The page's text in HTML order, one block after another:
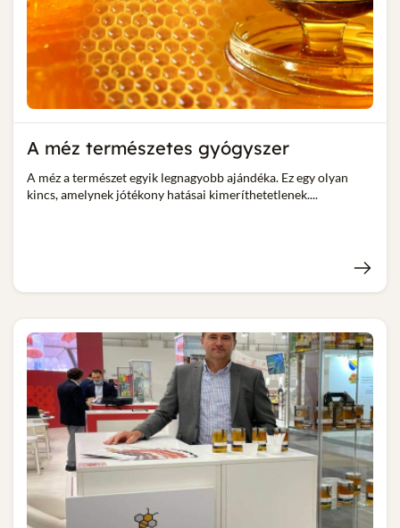
A méz természetes gyógyszer
A méz a természet egyik legnagyobb ajándéka. Ez egy olyan
kincs, amelynek jótékony hatásai kimeríthetetlenek....